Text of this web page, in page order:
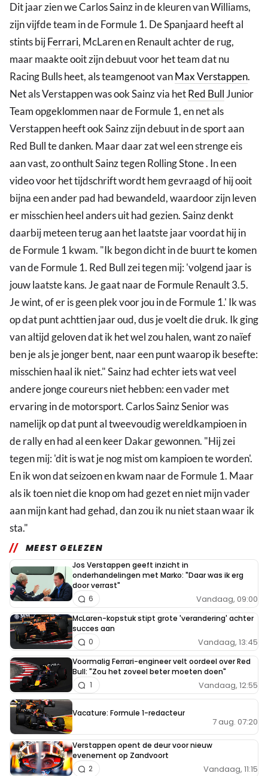
Dit jaar zien we Carlos Sainz in de kleuren van Williams,
zijn vijfde team in de Formule 1. De Spanjaard heeft al
stints bijFerrari, McLaren en Renault achter de rug,
maar maakte ooit zijn debuut voor het team dat nu
Racing Bulls heet, als teamgenoot vanMax Verstappen.
Net als Verstappen was ook Sainz via hetRed BullJunior
Team opgeklommen naar de Formule 1, en net als
Verstappen heeft ook Sainz zijn debuut in de sport aan
Red Bull te danken. Maar daar zat wel een strenge eis
aan vast, zo onthult Sainz tegen Rolling Stone . In een
video voor het tijdschrift wordt hem gevraagd of hij ooit
bijna een ander pad had bewandeld, waardoor zijn leven
er misschien heel anders uit had gezien. Sainz denkt
daarbij meteen terug aan het laatste jaar voordat hij in
de Formule 1 kwam. "Ik begon dicht in de buurt te komen
van de Formule 1. Red Bull zei tegen mij: 'volgend jaar is
jouw laatste kans. Je gaat naar de Formule Renault 3.5.
Je wint, of er is geen plek voor jou in de Formule 1.' Ik was
op dat punt achttien jaar oud, dus je voelt die druk. Ik ging
van altijd geloven dat ik het wel zou halen, want zo naïef
ben je als je jonger bent, naar een punt waarop ik besefte:
misschien haal ik niet." Sainz had echter iets wat veel
andere jonge coureurs niet hebben: een vader met
ervaring in de motorsport. Carlos Sainz Senior was
namelijk op dat punt al tweevoudig wereldkampioen in
de rally en had al een keer Dakar gewonnen. "Hij zei
tegen mij: 'dit is wat je nog mist om kampioen te worden'.
En ik won dat seizoen en kwam naar de Formule 1. Maar
als ik toen niet die knop om had gezet en niet mijn vader
aan mijn kant had gehad, dan zou ik nu niet staan waar ik
sta."
MEEST GELEZEN
Jos Verstappen geeft inzicht in
onderhandelingen met Marko: "Daar was ik erg
door verrast"
Vandaag, 09:00
6
McLaren-kopstuk stipt grote 'verandering' achter
succes aan
Vandaag, 13:45
0
Voormalig Ferrari-engineer velt oordeel over Red
Bull: "Zou het zoveel beter moeten doen"
Vandaag, 12:55
1
Vacature: Formule 1-redacteur
7 aug. 07:20
Verstappen opent de deur voor nieuw
evenement op Zandvoort
Vandaag, 11:15
2